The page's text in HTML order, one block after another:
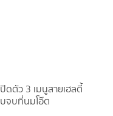
ดตัว 3 เมนูสายเฮลตี้
จบที่นมโอ๊ต